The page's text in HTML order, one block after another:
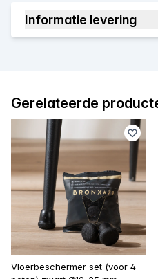
Informatie levering
Gerelateerde
Vloerbeschermer set (voor 4